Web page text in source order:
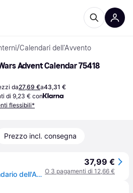
/Calendari dell'Avvento
Advent Calendar 75418
da27,69 €a43,31 €
di 9,23 € con
flessibili*
Prezzo incl. consegna
Lego Star Wars Calendario dell'Avvento 2025 75418 Set costruzioni
37,99 €
O 3 pagamenti di 12,66 €